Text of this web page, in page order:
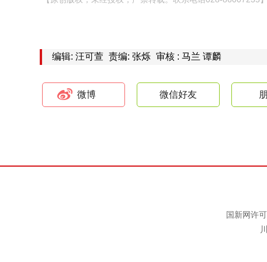
编辑: 汪可萱 责编: 张烁 审核 : 马兰 谭麟
微博 微信好友
国新网许